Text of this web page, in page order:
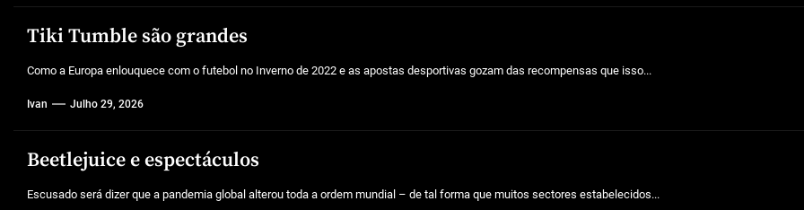
Tiki Tumble são grandes
Como a Europa enlouquece com o futebol no Inverno de 2022 e as apostas desportivas gozam das recompensas que isso...
Ivan Julho 29, 2026
Beetlejuice e espectáculos
Escusado será dizer que a pandemia global alterou toda a ordem mundial – de tal forma que muitos sectores estabelecidos...